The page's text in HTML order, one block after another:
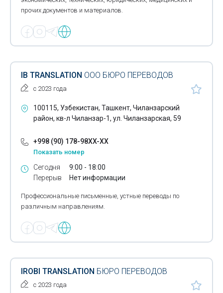
прочих документов и материалов.
IB TRANSLATION ООО БЮРО ПЕРЕВОДОВ
с 2023 года
100115, Узбекистан, Ташкент, Чиланзарский
район, кв-л Чиланзар-1, ул. Чиланзарская, 59
+998 (90) 178-98XX-XX
Показать номер
Сегодня
Перерыв
9:00 - 18:00
Нет информации
Профессиональные письменные, устные переводы по
различным направлениям.
IROBI TRANSLATION БЮРО ПЕРЕВОДОВ
с 2023 года